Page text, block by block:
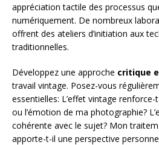
appréciation tactile des processus
numériquement. De nombreux
offrent des ateliers d’initiation aux
traditionnelles.
Développez une approche critique
travail vintage. Posez-vous
essentielles: L’effet vintage
ou l’émotion de ma photographie?
cohérente avec le sujet? Mon
apporte-t-il une perspective